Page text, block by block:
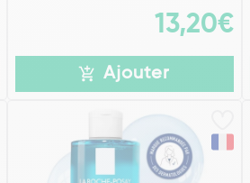
13,20€
Ajouter